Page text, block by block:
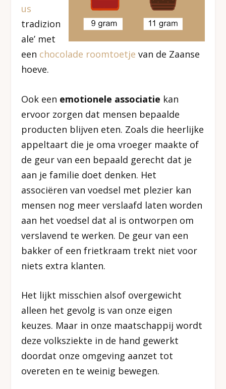
us
tradizion
ale’ met
een chocolade roomtoetje van de Zaanse
hoeve.
Ook een emotionele associatie kan
ervoor zorgen dat mensen bepaalde
producten blijven eten. Zoals die heerlijke
appeltaart die je oma vroeger maakte of
de geur van een bepaald gerecht dat je
aan je familie doet denken. Het
associëren van voedsel met plezier kan
mensen nog meer verslaafd laten worden
aan het voedsel dat al is ontworpen om
verslavend te werken. De geur van een
bakker of een frietkraam trekt niet voor
niets extra klanten.
Het lijkt misschien alsof overgewicht
alleen het gevolg is van onze eigen
keuzes. Maar in onze maatschappij wordt
deze volksziekte in de hand gewerkt
doordat onze omgeving aanzet tot
overeten en te weinig bewegen.